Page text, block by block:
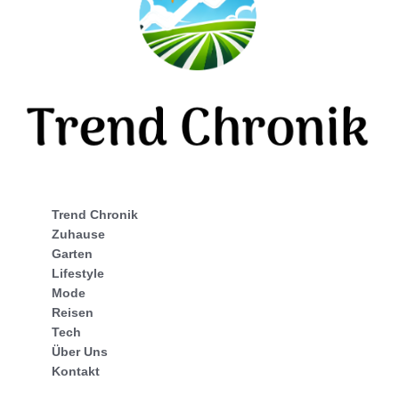
Trend Chronik
Zuhause
Garten
Lifestyle
Mode
Reisen
Tech
Über Uns
Kontakt